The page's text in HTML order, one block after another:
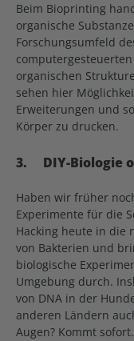
Beim Bioprinting
organische
Forschungsumfeld
organischen
sehen hier
Erweiterungen und
Körper zu drucken.
3. DIY-Biologie
Haben wir früher
Experimente für die
Hacking heute in die
von Bakterien und
biologische
Umgebung durch.
von DNA in der
anderen Ländern
Augen? Kommt sofort.